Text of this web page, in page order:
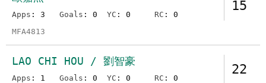
15
Apps : 3 Goals : 0 YC : 0 RC : 0
MFA4813
22
LAO CHI HOU / 劉智豪
Apps : 1 Goals : 0 YC : 0 RC : 0